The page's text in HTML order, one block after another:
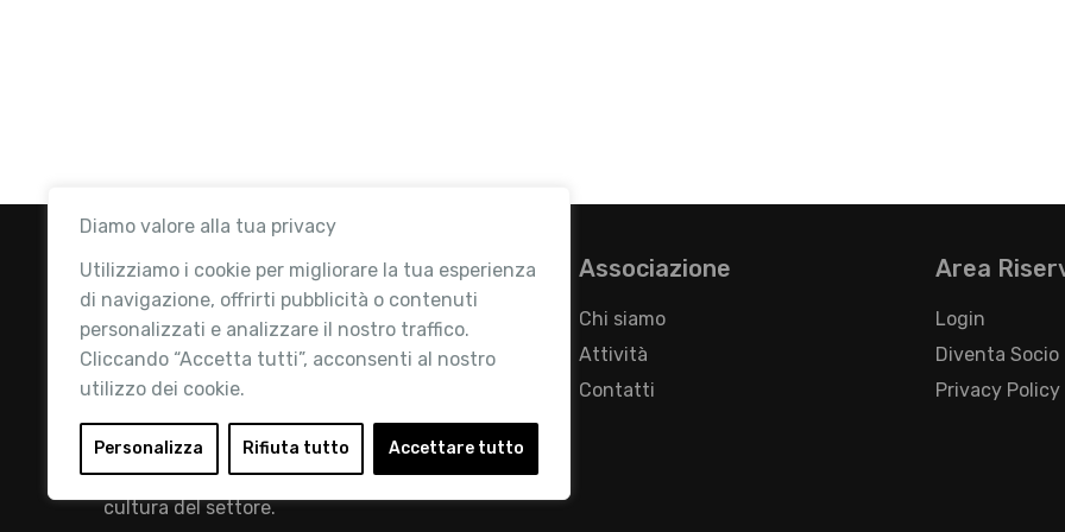
Diamo valore alla tua privacy
Utilizziamo i cookie per migliorare la tua esperienza
di navigazione, offrirti pubblicità o contenuti
personalizzati e analizzare il nostro traffico.
Cliccando “Accetta tutti”, acconsenti al nostro
utilizzo dei cookie.
Personalizza Rifiuta tutto Accettare tutto
Retail Institute Italy è l’Associazione di
riferimento per l'Ecosistema Retail: la nostra
mission è quella di promuovere lo sviluppo e la
cultura del settore.
Associazione
Chi siamo
Attività
Contatti
Area
Login
Diventa Socio
Privacy Policy